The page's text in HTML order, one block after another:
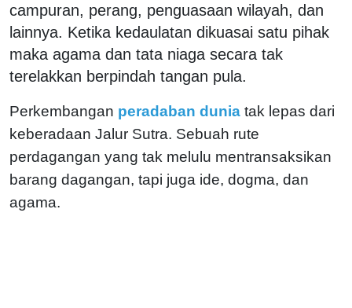
campuran, perang, penguasaan wilayah, dan
lainnya. Ketika kedaulatan dikuasai satu pihak
maka agama dan tata niaga secara tak
terelakkan berpindah tangan pula.
Perkembangan peradaban dunia tak lepas dari
keberadaan Jalur Sutra. Sebuah rute
perdagangan yang tak melulu mentransaksikan
barang dagangan, tapi juga ide, dogma, dan
agama.